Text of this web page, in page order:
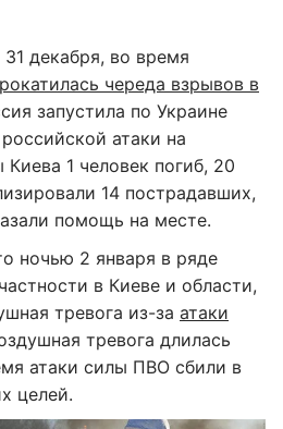
декабря, во время
череда взрывов в
запустила по Украине
атаки на
1 человек погиб, 20
14 пострадавших,
помощь на месте.
ночью 2 января в ряде
в Киеве и области,
тревога из-за атаки
тревога длилась
атаки силы ПВО сбили в
целей.